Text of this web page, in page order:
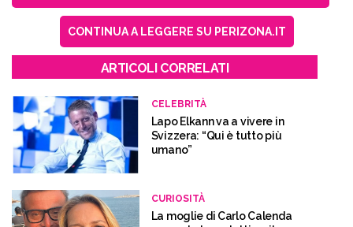
CONTINUA A LEGGERE SU PERIZONA.IT
ARTICOLI CORRELATI
CELEBRITÀ
Lapo Elkann va a vivere in
Svizzera: “Qui è tutto più
umano”
CURIOSITÀ
La moglie di Carlo Calenda